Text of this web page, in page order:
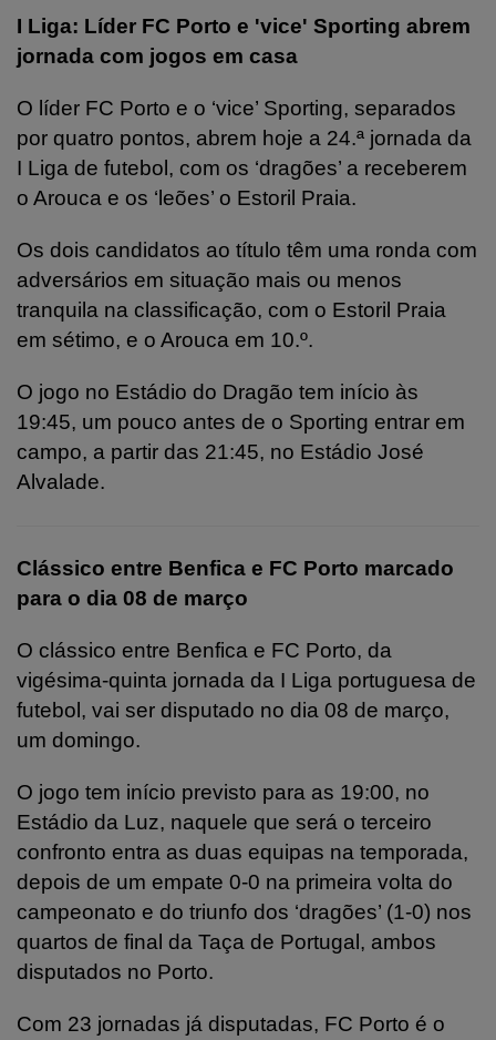
I Liga: Líder FC Porto e 'vice' Sporting abrem
jornada com jogos em casa
O líder FC Porto e o ‘vice’ Sporting, separados
por quatro pontos, abrem hoje a 24.ª jornada da
I Liga de futebol, com os ‘dragões’ a receberem
o Arouca e os ‘leões’ o Estoril Praia.
Os dois candidatos ao título têm uma ronda com
adversários em situação mais ou menos
tranquila na classificação, com o Estoril Praia
em sétimo, e o Arouca em 10.º.
O jogo no Estádio do Dragão tem início às
19:45, um pouco antes de o Sporting entrar em
campo, a partir das 21:45, no Estádio José
Alvalade.
Clássico entre Benfica e FC Porto marcado
para o dia 08 de março
O clássico entre Benfica e FC Porto, da
vigésima-quinta jornada da I Liga portuguesa de
futebol, vai ser disputado no dia 08 de março,
um domingo.
O jogo tem início previsto para as 19:00, no
Estádio da Luz, naquele que será o terceiro
confronto entra as duas equipas na temporada,
depois de um empate 0-0 na primeira volta do
campeonato e do triunfo dos ‘dragões’ (1-0) nos
quartos de final da Taça de Portugal, ambos
disputados no Porto.
Com 23 jornadas já disputadas, FC Porto é o